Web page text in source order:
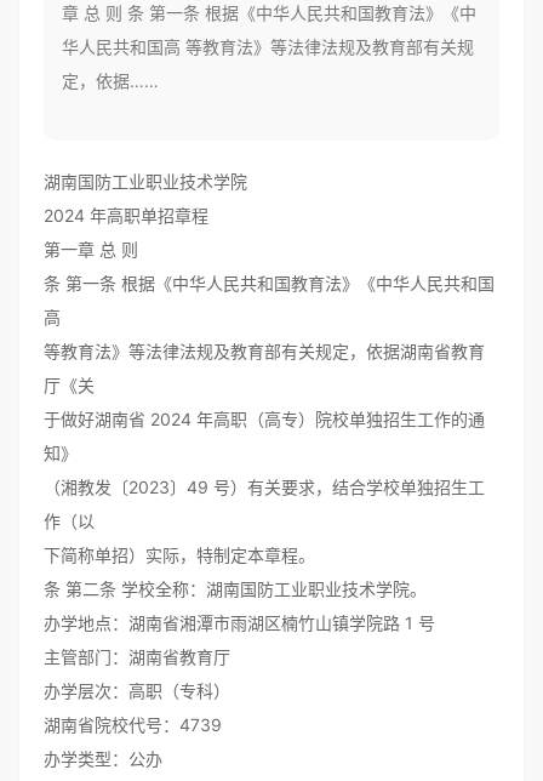
章 总 则 条 第一条 根据《中华人民共和国教育法》《中
华人民共和国高 等教育法》等法律法规及教育部有关规
定，依据……
湖南国防工业职业技术学院
2024 年高职单招章程
第一章 总 则
条 第一条 根据《中华人民共和国教育法》《中华人民共和国
高
等教育法》等法律法规及教育部有关规定，依据湖南省教育
厅《关
于做好湖南省 2024 年高职（高专）院校单独招生工作的通
知》
（湘教发〔2023〕49 号）有关要求，结合学校单独招生工
作（以
下简称单招）实际，特制定本章程。
条 第二条 学校全称：湖南国防工业职业技术学院。
办学地点：湖南省湘潭市雨湖区楠竹山镇学院路 1 号
主管部门：湖南省教育厅
办学层次：高职（专科）
湖南省院校代号：4739
办学类型：公办